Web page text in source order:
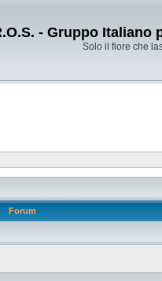
- Gruppo Italiano
Solo il fiore che
Forum